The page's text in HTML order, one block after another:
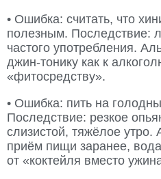
• Ошибка: считать, что
полезным. Последствие:
частого употребления.
джин-тонику как к
«фитосредству».
• Ошибка: пить на
Последствие: резкое
слизистой, тяжёлое утро.
приём пищи заранее,
от «коктейля вместо